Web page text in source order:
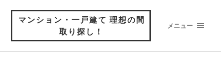
マンション・一戸建て 理想の間
取り探し！
メニュー